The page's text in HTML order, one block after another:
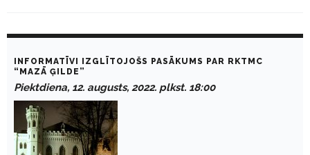
u
INFORMATĪVI IZGLĪTOJOŠS PASĀKUMS PAR RKTMC
“MAZĀ ĢILDE”
Piektdiena, 12. augusts, 2022. plkst. 18:00